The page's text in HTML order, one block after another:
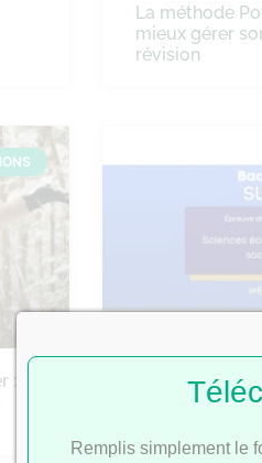
La méthode
mieux gérer
révision
:
Bac 2022 :
Remplis simplement le